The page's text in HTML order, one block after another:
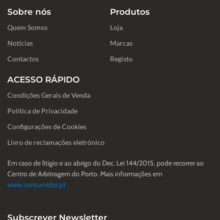
b
o
-
a
r
Sobre nós
Quem Somos
Notícias
Contactos
Produtos
Loja
Marcas
Registo
ACESSO RÁPIDO
Condições Gerais de Venda
Política de Privacidade
Configurações de Cookies
Livro de reclamações eletrónico
Em caso de litigio e ao abrigo do Dec. Lei 144/2015, pode recorrer ao
Centro de Arbitragem do Porto. Mais informações em
www.consumidor.pt
Subscrever Newsletter